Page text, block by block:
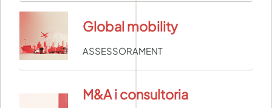
Global mobility
ASSESSORAMENT
M&A i consultoria